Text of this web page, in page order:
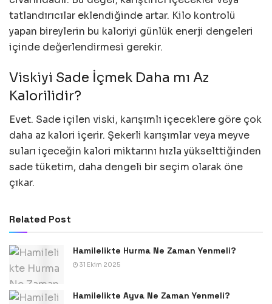
tatlandırıcılar eklendiğinde artar. Kilo kontrolü
yapan bireylerin bu kaloriyi günlük enerji dengeleri
içinde değerlendirmesi gerekir.
Viskiyi Sade İçmek Daha mı Az
Kalorilidir?
Evet. Sade içilen viski, karışımlı içeceklere göre çok
daha az kalori içerir. Şekerli karışımlar veya meyve
suları içeceğin kalori miktarını hızla yükselttiğinden
sade tüketim, daha dengeli bir seçim olarak öne
çıkar.
Related Post
Hamilelikte Hurma Ne Zaman Yenmeli?
31 Ekim 2025
Hamilelikte Ayva Ne Zaman Yenmeli?